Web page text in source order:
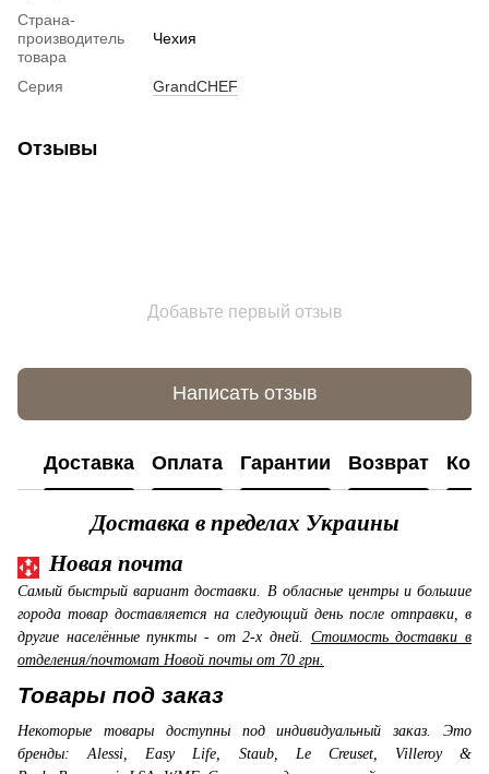
Страна-
производитель
товара
Чехия
Серия GrandCHEF
Отзывы
Добавьте первый отзыв
Написать отзыв
Доставка Оплата Гарантии Возврат
Доставка в пределах Украины
Новая почта
Самый быстрый вариант доставки. В обласные центры и большие
города товар доставляется на следующий день после отправки, в
другие населённые пункты - от 2-х дней. Стоимость доставки в
отделения/почтомат Новой почты от 70 грн.
Товары под заказ
Некоторые товары доступны под индивидуальный заказ. Это
бренды: Alessi, Easy Life, Staub, Le Creuset, Villeroy &